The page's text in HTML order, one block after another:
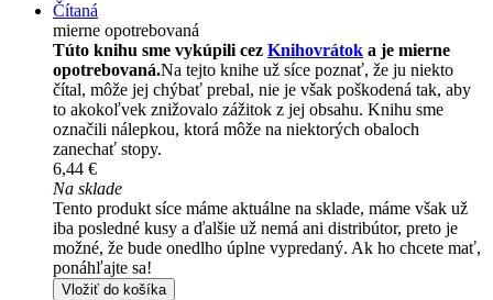
Čítaná
mierne opotrebovaná
Túto knihu sme vykúpili cez Knihovrátok a je mierne
opotrebovaná.Na tejto knihe už síce poznať, že ju niekto
čítal, môže jej chýbať prebal, nie je však poškodená tak, aby
to akokoľvek znižovalo zážitok z jej obsahu. Knihu sme
označili nálepkou, ktorá môže na niektorých obaloch
zanechať stopy.
6,44 €
Na sklade
Tento produkt síce máme aktuálne na sklade, máme však už
iba posledné kusy a ďalšie už nemá ani distribútor, preto je
možné, že bude onedlho úplne vypredaný. Ak ho chcete mať,
ponáhľajte sa!
Vložiť do košíka